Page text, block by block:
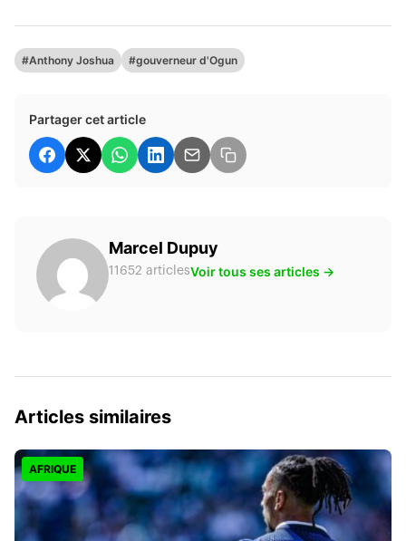
#Anthony Joshua #gouverneur d'Ogun
Partager cet article
Marcel Dupuy
11652 articlesVoir tous ses articles →
Articles similaires
AFRIQUE